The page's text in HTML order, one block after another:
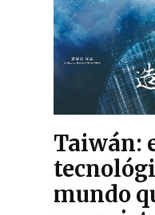
Taiwán:
mundo